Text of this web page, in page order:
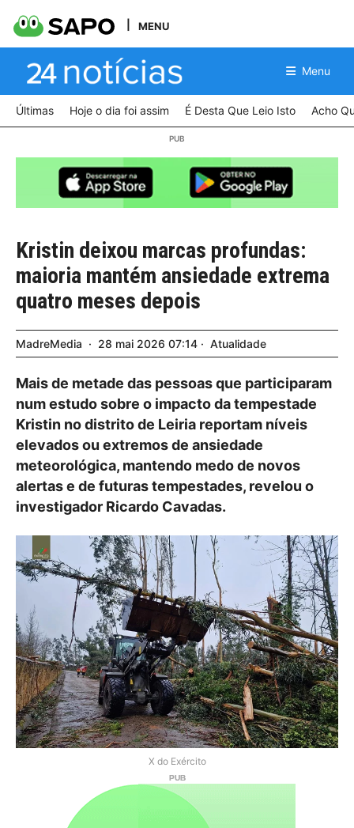
MENU
Menu
Últimas Hoje o dia foi assim É Desta Que Leio Isto Acho
Kristin deixou marcas profundas:
maioria mantém ansiedade extrema
quatro meses depois
MadreMedia 28 mai 2026 07:14 Atualidade
Mais de metade das pessoas que participaram
num estudo sobre o impacto da tempestade
Kristin no distrito de Leiria reportam níveis
elevados ou extremos de ansiedade
meteorológica, mantendo medo de novos
alertas e de futuras tempestades, revelou o
investigador Ricardo Cavadas.
X do Exército